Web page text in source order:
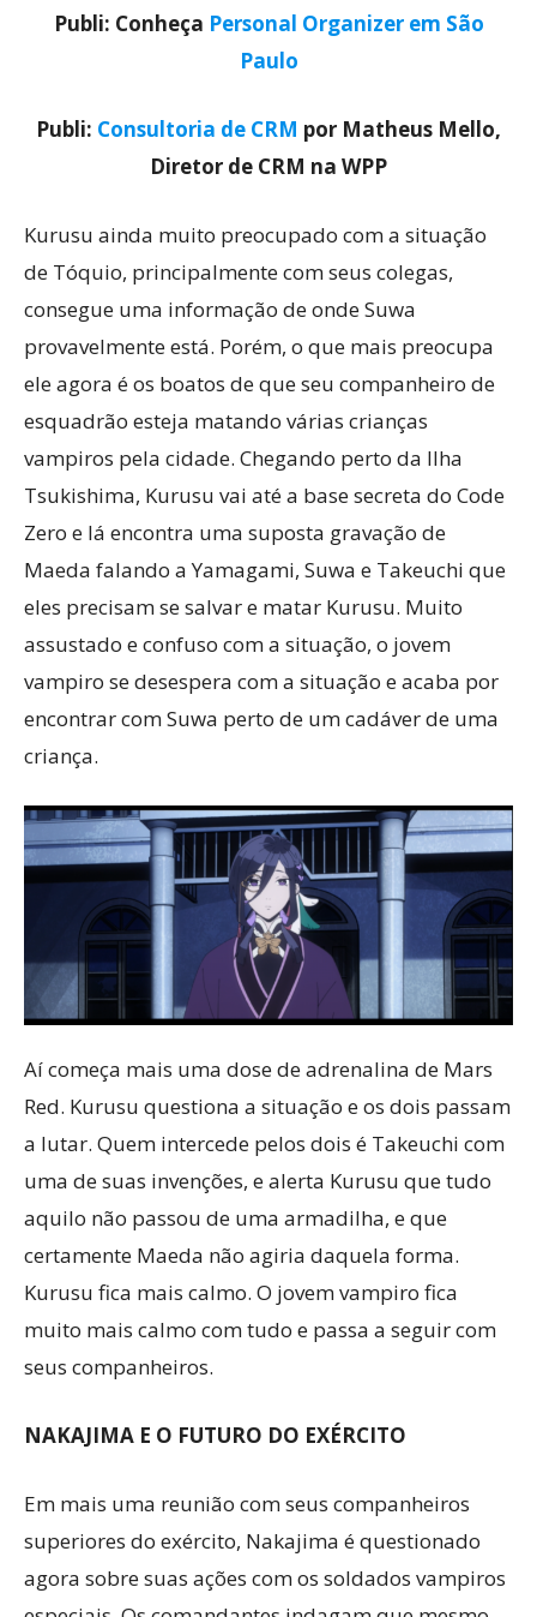
Publi: Conheça Personal Organizer em São
Paulo
Publi: Consultoria de CRM por Matheus Mello,
Diretor de CRM na WPP
Kurusu ainda muito preocupado com a situação
de Tóquio, principalmente com seus colegas,
consegue uma informação de onde Suwa
provavelmente está. Porém, o que mais preocupa
ele agora é os boatos de que seu companheiro de
esquadrão esteja matando várias crianças
vampiros pela cidade. Chegando perto da Ilha
Tsukishima, Kurusu vai até a base secreta do Code
Zero e lá encontra uma suposta gravação de
Maeda falando a Yamagami, Suwa e Takeuchi que
eles precisam se salvar e matar Kurusu. Muito
assustado e confuso com a situação, o jovem
vampiro se desespera com a situação e acaba por
encontrar com Suwa perto de um cadáver de uma
criança.
Aí começa mais uma dose de adrenalina de Mars
Red. Kurusu questiona a situação e os dois passam
a lutar. Quem intercede pelos dois é Takeuchi com
uma de suas invenções, e alerta Kurusu que tudo
aquilo não passou de uma armadilha, e que
certamente Maeda não agiria daquela forma.
Kurusu fica mais calmo. O jovem vampiro fica
muito mais calmo com tudo e passa a seguir com
seus companheiros.
NAKAJIMA E O FUTURO DO EXÉRCITO
Em mais uma reunião com seus companheiros
superiores do exército, Nakajima é questionado
agora sobre suas ações com os soldados vampiros